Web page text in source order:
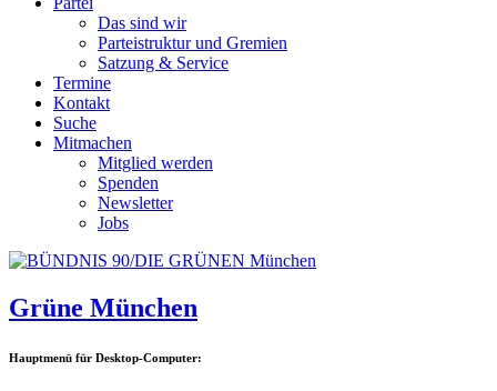
Das sind wir
Parteistruktur und Gremien
Satzung & Service
Termine
Kontakt
Suche
Mitmachen
Mitglied werden
Spenden
Newsletter
Jobs
Grüne München
Hauptmenü für Desktop-Computer: